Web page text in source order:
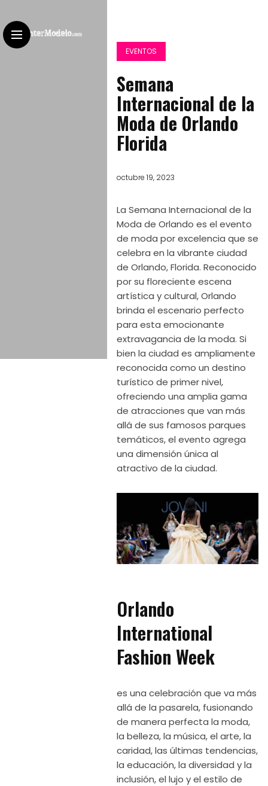
EVENTOS
Semana
Internacional de la
Moda de Orlando
Florida
octubre 19, 2023
La Semana Internacional de la
Moda de Orlando es el evento
de moda por excelencia que se
celebra en la vibrante ciudad
de Orlando, Florida. Reconocido
por su floreciente escena
artística y cultural, Orlando
brinda el escenario perfecto
para esta emocionante
extravagancia de la moda. Si
bien la ciudad es ampliamente
reconocida como un destino
turístico de primer nivel,
ofreciendo una amplia gama
de atracciones que van más
allá de sus famosos parques
temáticos, el evento agrega
una dimensión única al
atractivo de la ciudad.
Orlando
International
Fashion Week
es una celebración que va más
allá de la pasarela, fusionando
de manera perfecta la moda,
la belleza, la música, el arte, la
caridad, las últimas tendencias,
la educación, la diversidad y la
inclusión, el lujo y el estilo de